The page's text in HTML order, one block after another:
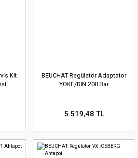
Kit
BEUCHAT Regülatör Adaptator
YOKE/DIN 200 Bar
5.519,48 TL